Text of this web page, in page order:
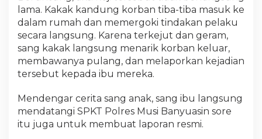
lama. Kakak kandung korban tiba-tiba masuk ke
dalam rumah dan memergoki tindakan pelaku
secara langsung. Karena terkejut dan geram,
sang kakak langsung menarik korban keluar,
membawanya pulang, dan melaporkan kejadian
tersebut kepada ibu mereka.
Mendengar cerita sang anak, sang ibu langsung
mendatangi SPKT Polres Musi Banyuasin sore
itu juga untuk membuat laporan resmi.